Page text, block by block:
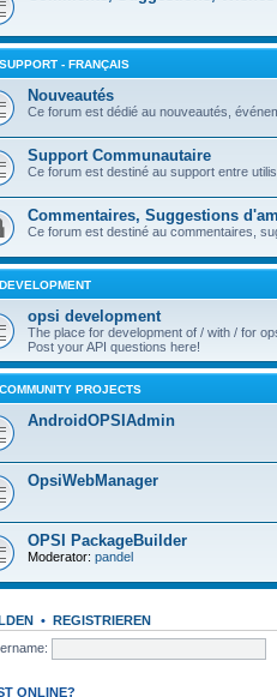
- FRANÇAIS
Nouveautés
Ce forum est dédié au nouveautés,
Support Communautaire
Ce forum est destiné au support entre
Commentaires, Suggestions
Ce forum est destiné au commentaires,
opsi development
The place for development of / with / for
Post your API questions here!
PROJECTS
AndroidOPSIAdmin
OpsiWebManager
OPSI PackageBuilder
Moderator: pandel
• REGISTRIEREN
ONLINE?